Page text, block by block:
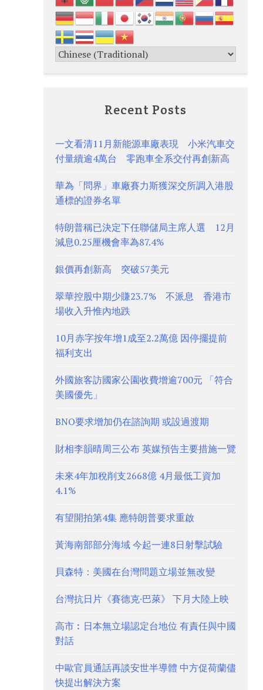
Recent Posts
一文看清11月新能源車廠表現 小米汽車交
付量續逾4萬台 零跑車全系交付再創新高
華為「問界」車廠賽力斯獲深交所調入港股
通標的證券名單
特朗普稱已決定下任聯儲局主席人選 12月
減息0.25厘機會率為87.4%
銀價再創新高 突破57美元
翠華控股中期少賺23.7% 不派息 香港市
場收入升惟內地跌
10月赤字按年增1成至2.2萬億 因停擺提前
福利支出
外國旅客訪國家公園收費增逾700元 「符合
美國優先」
BNO要求增加仍在諮詢期 或設過渡期
財相李韻晴周三公布 英媒預告主要措施一覽
未來4年加稅削支2668億 4月最低工資加
4.1%
有望開拍第4集 應特朗普要求重啟
黃海南部部分海域 今起一連8日射擊試驗
貝森特：美國在台灣問題立場並無改變
台灣抗日片《賽德克·巴萊》 下月大陸上映
高市︰日本無立場認定台地位 有責任與中國
對話
中歐官員通話再談安世半導體 中方促荷蘭儘
快提出解決方案